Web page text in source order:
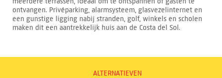
ontvangen. Privéparking, alarmsysteem, glasvezelinternet en
een gunstige ligging nabij stranden, golf, winkels en scholen
maken dit een aantrekkelijk huis aan de Costa del Sol.
ALTERNATIEVEN